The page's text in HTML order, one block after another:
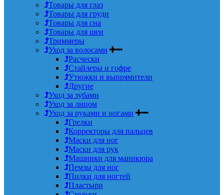
Товары для глаз
Товары для груди
Товары для сна
Товары для шеи
Триммеры
Уход за волосами
Расчески
Стайлеры и гофре
Утюжки и выпрямители
Другие
Уход за зубами
Уход за лицом
Уход за руками и ногами
Грелки
Корректоры для пальцев
Маски для ног
Маски для рук
Машинки для маникюра
Пемзы для ног
Пилки для ногтей
Пластыри